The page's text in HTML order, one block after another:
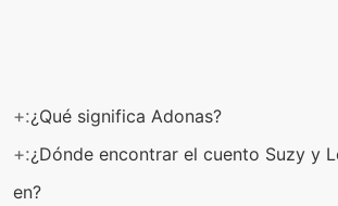
+:¿Qué significa Adonas?
+:¿Dónde encontrar el cuento Suzy y
en?